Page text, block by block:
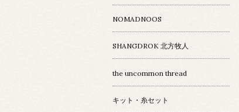
NOMADNOOS
SHANGDROK 北方牧人
the uncommon thread
キット・糸セット